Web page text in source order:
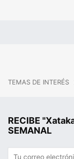
TEMAS DE INTERÉS
RECIBE
SEMANAL